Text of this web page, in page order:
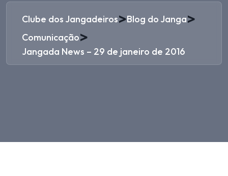
Clube dos Jangadeiros>Blog do Janga>
Comunicação>
Jangada News – 29 de janeiro de 2016